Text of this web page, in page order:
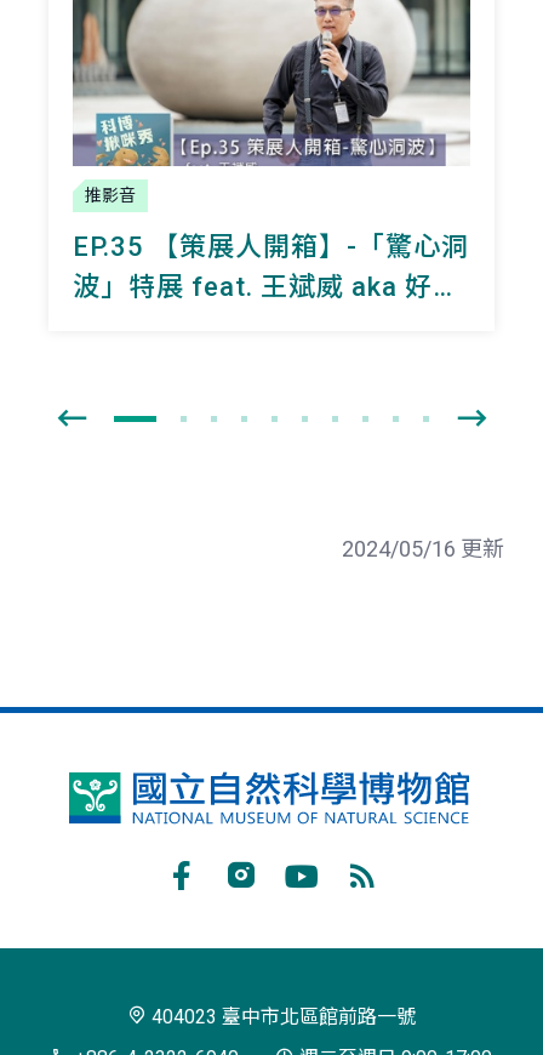
推影音
EP.35 【策展人開箱】-「驚心洞
波」特展 feat. 王斌威 aka 好口
2024/05/16 更新
國
閱
404023 臺中市北區館前路一號